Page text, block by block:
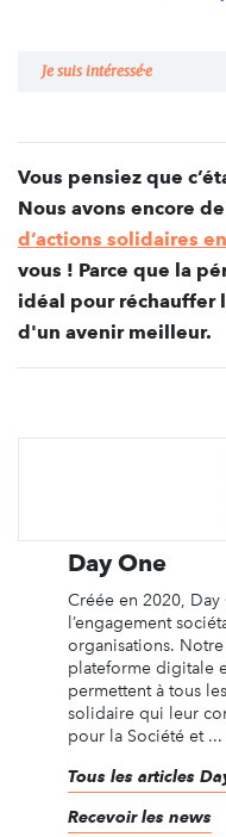
Je suis intéressé·e
Vous pensiez que
Nous avons encore
d’actions solidaires
vous ! Parce que la
idéal pour réchauffer
d'un avenir meilleur.
Day One
Créée en 2020,
l’engagement
organisations.
plateforme digitale
permettent à tous
solidaire qui leur
pour la Société et ...
Tous les articles
Recevoir les news